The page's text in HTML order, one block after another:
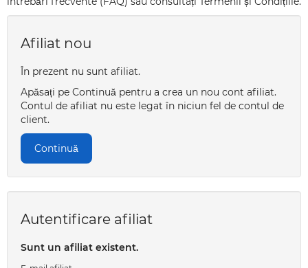
Afiliat nou
În prezent nu sunt afiliat.
Apăsați pe Continuă pentru a crea un nou cont afiliat.
Contul de afiliat nu este legat în niciun fel de contul de
client.
Continuă
Autentificare afiliat
Sunt un afiliat existent.